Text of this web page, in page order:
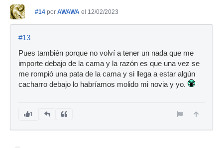
#14 por AWAWA el 12/02/2023
#13
Pues también porque no volví a tener un nada que me
importe debajo de la cama y la razón es que una vez se
me rompió una pata de la cama y si llega a estar algún
cacharro debajo lo habríamos molido mi novia y yo.
1